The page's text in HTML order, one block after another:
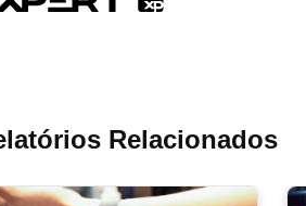
Relacionados